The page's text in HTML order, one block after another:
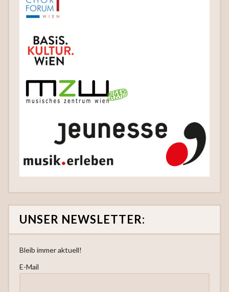
UNSER NEWSLETTER:
Bleib immer aktuell!
E-Mail